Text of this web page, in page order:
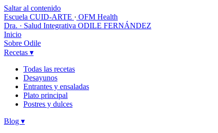
Saltar al contenido
Escuela CUID-ARTE · OFM Health
Dra. · Salud Integrativa ODILE FERNÁNDEZ
Inicio
Sobre Odile
Recetas ▾
Todas las recetas
Desayunos
Entrantes y ensaladas
Plato principal
Postres y dulces
Blog ▾